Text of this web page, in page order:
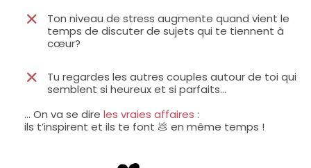
Ton niveau de stress augmente quand vient le
temps de discuter de sujets qui te tiennent à
cœur?
Tu regardes les autres couples autour de toi qui
semblent si heureux et si parfaits…
... On va se dire les vraies affaires :
ils t’inspirent et ils te font 💩 en même temps !